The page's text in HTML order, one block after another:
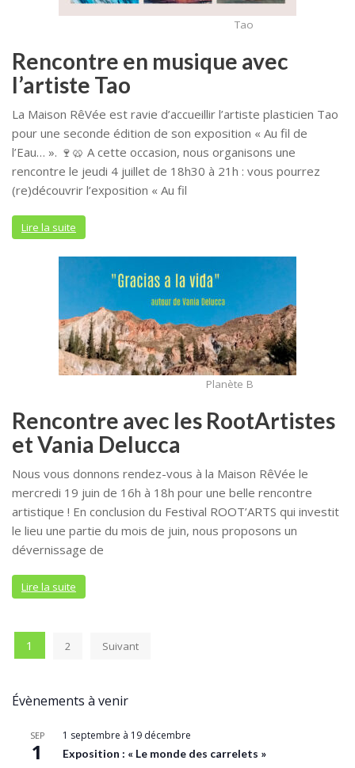
Tao
Rencontre en musique avec
l’artiste Tao
La Maison RêVée est ravie d’accueillir l’artiste plasticien Tao
pour une seconde édition de son exposition « Au fil de
l’Eau… ». 🍷🥨 A cette occasion, nous organisons une
rencontre le jeudi 4 juillet de 18h30 à 21h : vous pourrez
(re)découvrir l’exposition « Au fil
Lire la suite
Planète B
Rencontre avec les RootArtistes
et Vania Delucca
Nous vous donnons rendez-vous à la Maison RêVée le
mercredi 19 juin de 16h à 18h pour une belle rencontre
artistique ! En conclusion du Festival ROOT’ARTS qui investit
le lieu une partie du mois de juin, nous proposons un
dévernissage de
Lire la suite
Pagination
des
publications
1 2 Suivant
Évènements à venir
SEP
1
1 septembre à 19 décembre
Exposition : « Le monde des carrelets »